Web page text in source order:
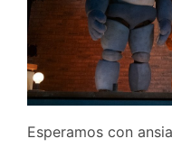
Esperamos con